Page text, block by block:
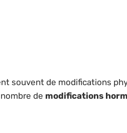
souvent de modifications
de modifications